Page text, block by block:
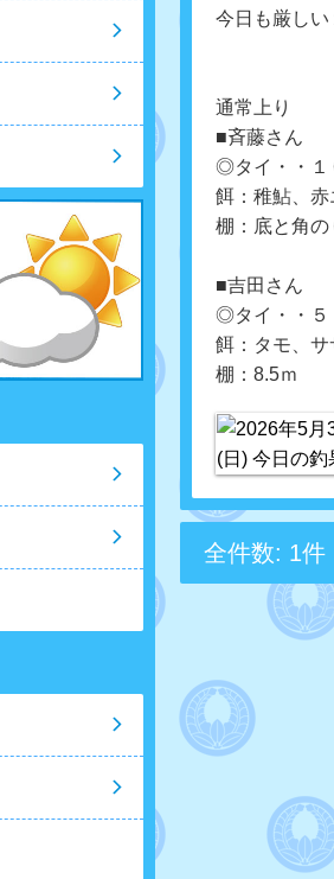
今日も厳しい
通常上り
■斉藤さん
◎タイ・・
餌：稚鮎、
棚：底と角の
■吉田さん
◎タイ・・
餌：タモ、サ
棚：8.5ｍ
全件数: 1件